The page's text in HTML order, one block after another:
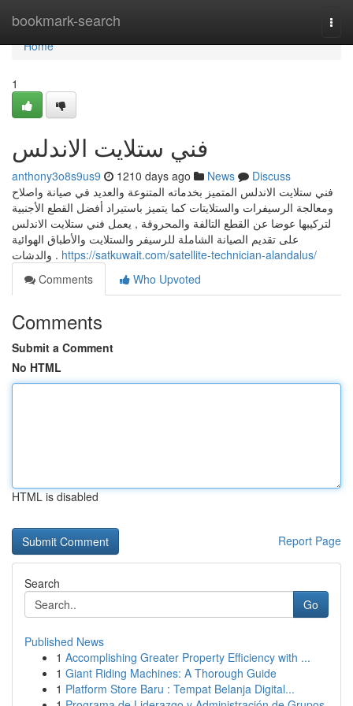
bookmark-search
Home
Home
1
فني ستلايت الاندلس
anthony3o8s9us9 1210 days ago News
Discuss
فني ستلايت الاندلس المتميز بخدماته المتنوعة والعديد في صيانة واصلاح
ومعالجة الرسيفرات والستلايتات كما يتميز باستيراد أفضل القطع الأجنبية
لتركيبها عوضا عن القطع التالفة والمحروقة , يعمل فني ستلايت الاندلس
على تقديم الصيانة الشاملة للرسيفر والستلايت والأطباق الهوائية
والدشات . https://satkuwait.com/satellite-technician-alandalus/
Comments
Who Upvoted
Comments
Submit a Comment
No HTML
HTML is disabled
Report Page
Search
Go
Published News
1 Accomplishing Greater Property Efficiency with ...
1 Giant Riding Machines: A Thorough Guide
1 Platform Store Baru : Tempat Belanja Digital...